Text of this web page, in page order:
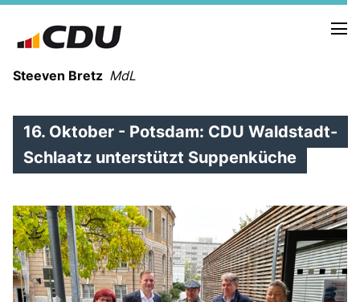
Steeven Bretz MdL
WAHLKREISBESUCHE
PRESSEFOTOS
MEIN BÜRGERBÜRO
16. Oktober - Potsdam: CDU Waldstadt-
Schlaatz unterstützt Suppenküche